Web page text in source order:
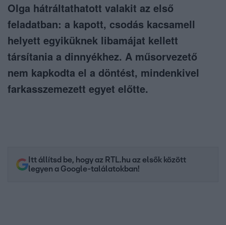
Olga hátráltathatott valakit az első
feladatban: a kapott, csodás kacsamell
helyett egyiküknek libamájat kellett
társítania a dinnyékhez. A műsorvezető
nem kapkodta el a döntést, mindenkivel
farkasszemezett egyet előtte.
Itt állítsd be, hogy az RTL.hu az elsők között
legyen a Google-találatokban!